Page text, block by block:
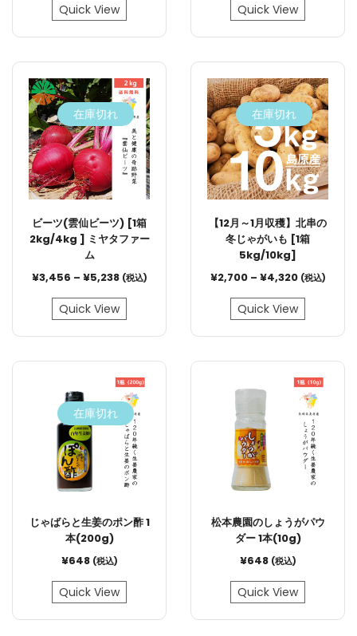
Quick View Quick View
在庫切れ
ビーツ(雲仙ビーツ) [1箱
2kg/4kg ] ミヤタファー
ム
¥3,456 – ¥5,238 (税込)
Quick View
在庫切れ
【12月～1月収穫】北串の
冬じゃがいも [1箱
5kg/10kg]
¥2,700 – ¥4,320 (税込)
Quick View
在庫切れ
じゃばらと生姜のポン酢 1
本(200g)
¥648 (税込)
Quick View
松本農園のしょうがパウ
ダー 1本(10g)
¥648 (税込)
Quick View